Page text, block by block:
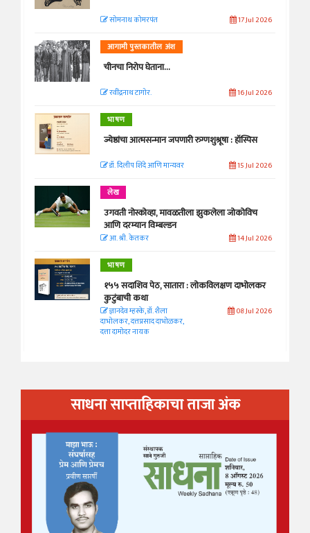
सोमनाथ कोमरपंत 17 Jul 2026
आगामी पुस्तकातील अंश
चीनचा निरोप घेताना...
रवींद्रनाथ टागोर. 16 Jul 2026
भाषण
ज्येष्ठांचा आत्मसन्मान जपणारी रुग्णशुश्रूषा : हॉस्पिस
डॉ. दिलीप शिंदे आणि मान्यवर 15 Jul 2026
लेख
उगवती नोस्कोव्हा, मावळतीला झुकलेला जोकोविच
आणि दरम्यान विम्बल्डन
आ. श्री. केतकर 14 Jul 2026
भाषण
१५५ सदाशिव पेठ, सातारा : लोकविलक्षण दाभोलकर
कुटुंबाची कथा
ज्ञानदेव म्हस्के, डॉ. शैला
दाभोलकर, दत्तप्रसाद दाभोळकर,
दत्ता दामोदर नायक
08 Jul 2026
साधना साप्ताहिकाचा ताजा अंक